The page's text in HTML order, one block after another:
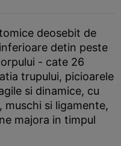
deosebit de
detin peste
- cate 26
trupului, picioarele
si dinamice, cu
muschi si ligamente,
majora in timpul